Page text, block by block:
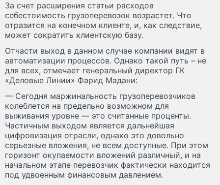
За счет расширения статьи расходов
себестоимость грузоперевозок возрастет. Что
отразится на конечном клиенте, и, как следствие,
может сократить клиентскую базу.
Отчасти выход в данном случае компании видят в
автоматизации процессов. Однако такой путь – не
для всех, отмечает генеральный директор ГК
«Деловые Линии» Фарид Мадани:
— Сегодня маржинальность грузоперевозчиков
колеблется на предельно возможном для
выживания уровне — это считанные проценты.
Частичным выходом является дальнейшая
цифровизация отрасли, однако это довольно
серьезные вложения, не всем доступные. При этом
горизонт окупаемости вложений различный, и на
начальном этапе перевозчик фактически находится
под удвоенным финансовым давлением.